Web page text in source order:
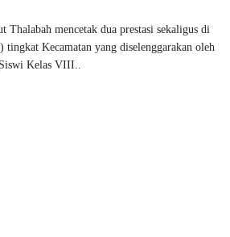
mencetak dua prestasi sekaligus di
Kecamatan yang diselenggarakan oleh
Kelas VIII..